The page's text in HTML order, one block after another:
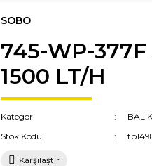
SOBO
745-WP-377F
1500 LT/H
Kategori BALIK
Stok Kodu
Karşılaştır